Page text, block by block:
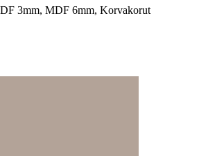
3mm, MDF 6mm, Korvakorut